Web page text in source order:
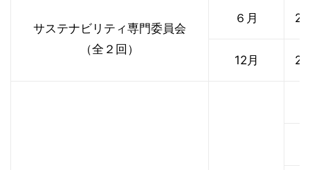
サステナビリティ専門委員会
（全２回）
６月
12月